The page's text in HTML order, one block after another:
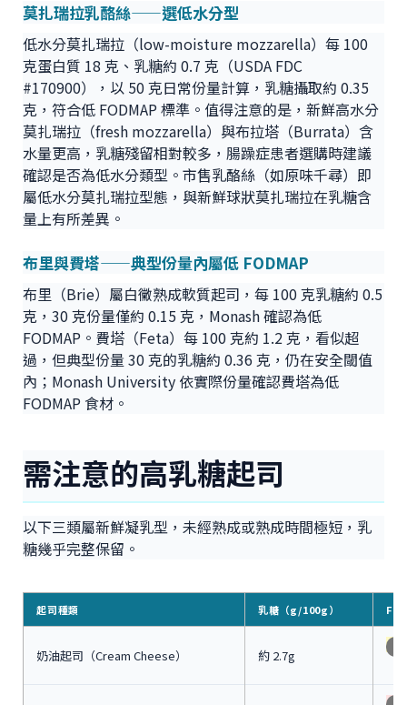
莫扎瑞拉乳酪絲——選低水分型
低水分莫扎瑞拉（low-moisture mozzarella）每 100
克蛋白質 18 克、乳糖約 0.7 克（USDA FDC
#170900），以 50 克日常份量計算，乳糖攝取約 0.35
克，符合低 FODMAP 標準。值得注意的是，新鮮高水分
莫扎瑞拉（fresh mozzarella）與布拉塔（Burrata）含
水量更高，乳糖殘留相對較多，腸躁症患者選購時建議
確認是否為低水分類型。市售乳酪絲（如原味千尋）即
屬低水分莫扎瑞拉型態，與新鮮球狀莫扎瑞拉在乳糖含
量上有所差異。
布里與費塔——典型份量內屬低 FODMAP
布里（Brie）屬白黴熟成軟質起司，每 100 克乳糖約 0.5
克，30 克份量僅約 0.15 克，Monash 確認為低
FODMAP。費塔（Feta）每 100 克約 1.2 克，看似超
過，但典型份量 30 克的乳糖約 0.36 克，仍在安全閾值
內；Monash University 依實際份量確認費塔為低
FODMAP 食材。
需注意的高乳糖起司
以下三類屬新鮮凝乳型，未經熟成或熟成時間極短，乳
糖幾乎完整保留。
起司種類 乳糖（g/100g）
奶油起司（Cream Cheese） 約 2.7g